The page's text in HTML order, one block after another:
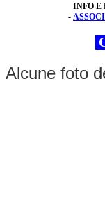
INFO E
-
Alcune foto